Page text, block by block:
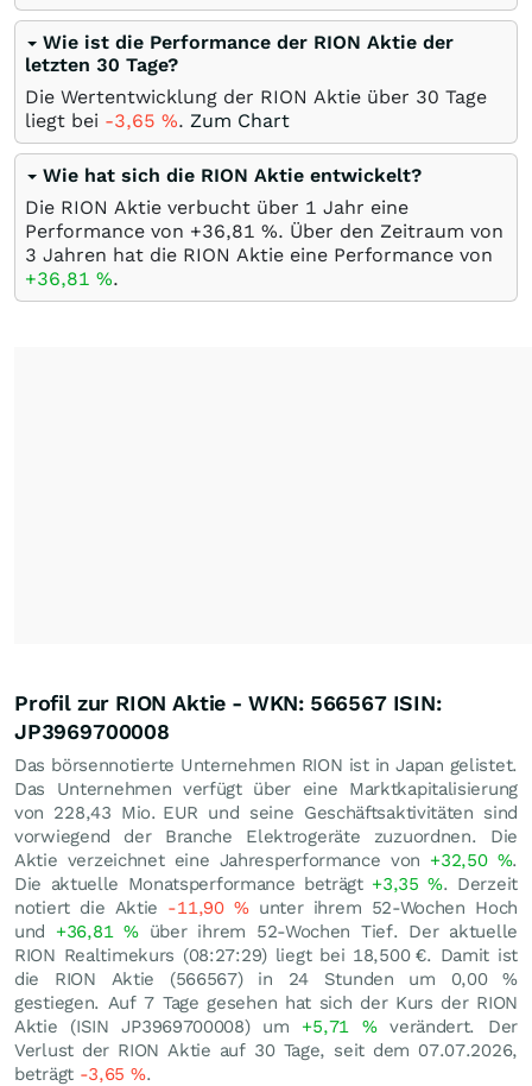
Wie ist die Performance der RION Aktie der
letzten 30 Tage?
Die Wertentwicklung der RION Aktie über 30 Tage
liegt bei -3,65 %. Zum Chart
Wie hat sich die RION Aktie entwickelt?
Die RION Aktie verbucht über 1 Jahr eine
Performance von +36,81 %. Über den Zeitraum von
3 Jahren hat die RION Aktie eine Performance von
+36,81 %.
Profil zur RION Aktie - WKN: 566567 ISIN:
JP3969700008
Das börsennotierte Unternehmen RION ist in Japan gelistet.
Das Unternehmen verfügt über eine Marktkapitalisierung
von 228,43 Mio. EUR und seine Geschäftsaktivitäten sind
vorwiegend der Branche Elektrogeräte zuzuordnen. Die
Aktie verzeichnet eine Jahresperformance von +32,50 %.
Die aktuelle Monatsperformance beträgt +3,35%. Derzeit
notiert die Aktie -11,90 %unter ihrem 52-Wochen Hoch
und +36,81%über ihrem 52-Wochen Tief. Der aktuelle
RION Realtimekurs (08:27:29) liegt bei 18,500 €. Damit ist
die RION Aktie (566567) in 24 Stunden um 0,00%
gestiegen. Auf 7 Tage gesehen hat sich der Kurs der RION
Aktie (ISIN JP3969700008) um +5,71 %verändert. Der
Verlust der RION Aktie auf 30 Tage, seit dem 07.07.2026,
beträgt -3,65 %.